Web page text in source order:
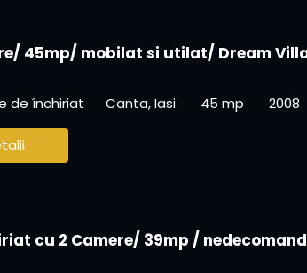
45mp/ mobilat si utilat/ Dream
de închiriat Canta, Iasi 45 mp 2008
cu 2 Camere/ 39mp /